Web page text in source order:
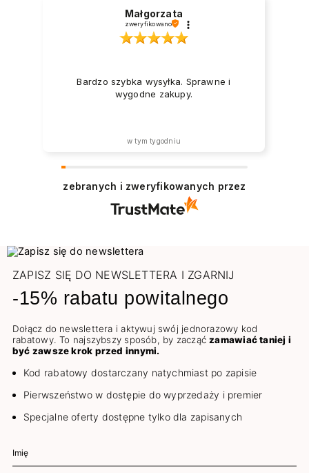
Małgorzata
zweryfikowano
Bardzo szybka wysyłka. Sprawne i
wygodne zakupy.
w tym tygodniu
zebranych i zweryfikowanych przez
ZAPISZ SIĘ DO NEWSLETTERA I ZGARNIJ
-15% rabatu powitalnego
Dołącz do newslettera i aktywuj swój jednorazowy kod
rabatowy. To najszybszy sposób, by zacząćzamawiać taniej i
być zawsze krok przed innymi.
Kod rabatowy dostarczany natychmiast po zapisie
Pierwszeństwo w dostępie do wyprzedaży i premier
Specjalne oferty dostępne tylko dla zapisanych